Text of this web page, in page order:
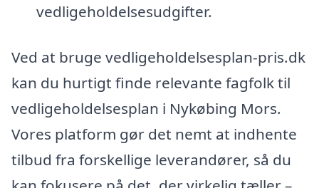
vedligeholdelsesudgifter.
Ved at bruge vedligeholdelsesplan-pris.dk
kan du hurtigt finde relevante fagfolk til
vedligeholdelsesplan i Nykøbing Mors.
Vores platform gør det nemt at indhente
tilbud fra forskellige leverandører, så du